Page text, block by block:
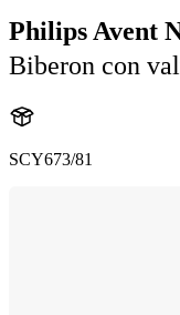
Philips Avent
Biberon con
SCY673/81